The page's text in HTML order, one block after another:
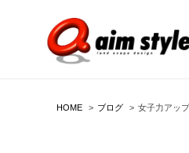
HOME ブログ 女子力アップ